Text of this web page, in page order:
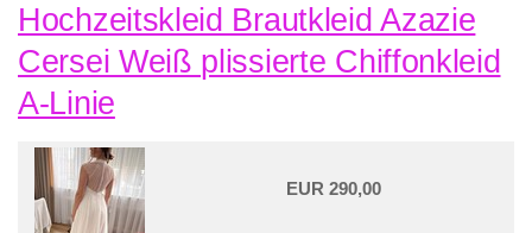
Hochzeitskleid Brautkleid Azazie
Cersei Weiß plissierte Chiffonkleid
A-Linie
EUR 290,00